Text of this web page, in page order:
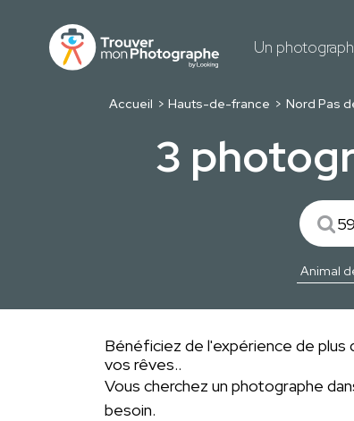
Un
Accueil Hauts-de-france Nord Pas
3
Bénéficiez de l'expérience de plus
vos rêves..
Vous cherchez un photographe
besoin.